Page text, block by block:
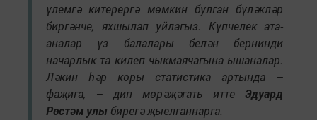
үлемгә китерергә мөмкин булган бүләкләр
биргәнче, яхшылап уйлагыз. Күпчелек ата-
аналар үз балалары белән бернинди
начарлык та килеп чыкмаячагына ышаналар.
Ләкин һәр коры статистика артында –
фаҗига, – дип мөрәҗәгать итте Эдуард
Рөстәм улы бирегә җыелганнарга.